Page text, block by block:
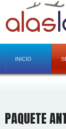
INICIO
PAQUETE